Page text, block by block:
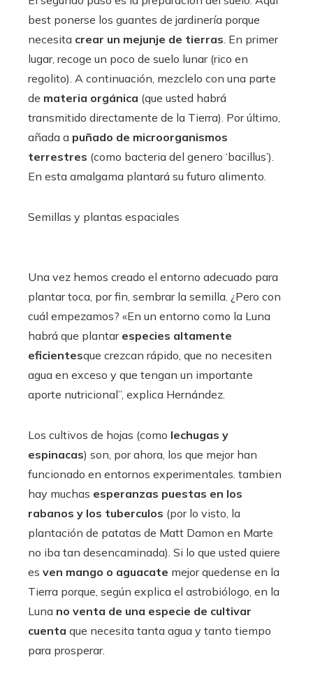
best ponerse los guantes de jardinería porque
necesita crear un mejunje de tierras. En primer
lugar, recoge un poco de suelo lunar (rico en
regolito). A continuación, mezclelo con una parte
de materia orgánica (que usted habrá
transmitido directamente de la Tierra). Por último,
añada a puñado de microorganismos
terrestres (como bacteria del genero ‘bacillus’).
En esta amalgama plantará su futuro alimento.
Semillas y plantas espaciales
Una vez hemos creado el entorno adecuado para
plantar toca, por fin, sembrar la semilla. ¿Pero con
cuál empezamos? «En un entorno como la Luna
habrá que plantar especies altamente
eficientesque crezcan rápido, que no necesiten
agua en exceso y que tengan un importante
aporte nutricional”, explica Hernández.
Los cultivos de hojas (como lechugas y
espinacas) son, por ahora, los que mejor han
funcionado en entornos experimentales. tambien
hay muchas esperanzas puestas en los
rabanos y los tuberculos (por lo visto, la
plantación de patatas de Matt Damon en Marte
no iba tan desencaminada). Si lo que usted quiere
es ven mango o aguacate mejor quedense en la
Tierra porque, según explica el astrobiólogo, en la
Luna no venta de una especie de cultivar
cuenta que necesita tanta agua y tanto tiempo
para prosperar.